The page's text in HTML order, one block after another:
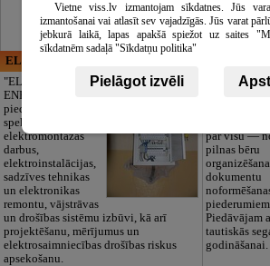
ELECTRIC ENERGY
"ELECTRIC
ENERGY Kandava"
piedāvā pilna
spektra
elektromontāžas
darbus,
elektroinstalācijas,
sadzīves tehnikas
un elektronikas
remontu, vājstrāvas
un drošības sistēmu izbūvi, kā arī
projektēšanu, mērījumus un
elektrosaimniecības drošības riskus
apsekošanu.
par visu —
pilnas bēru
dokumentu
Piedāvājam
tautiskās
godināšanai.
Vietne viss.lv izmantojam sīkdatnes. Jūs
izmantošanai vai atlasīt sev vajadzīgās. Jūs varat
jebkurā laikā, lapas apakšā spiežot uz saites
sīkdatnēm sadaļā "Sīkdatņu politika"
Pielāgot izvēli